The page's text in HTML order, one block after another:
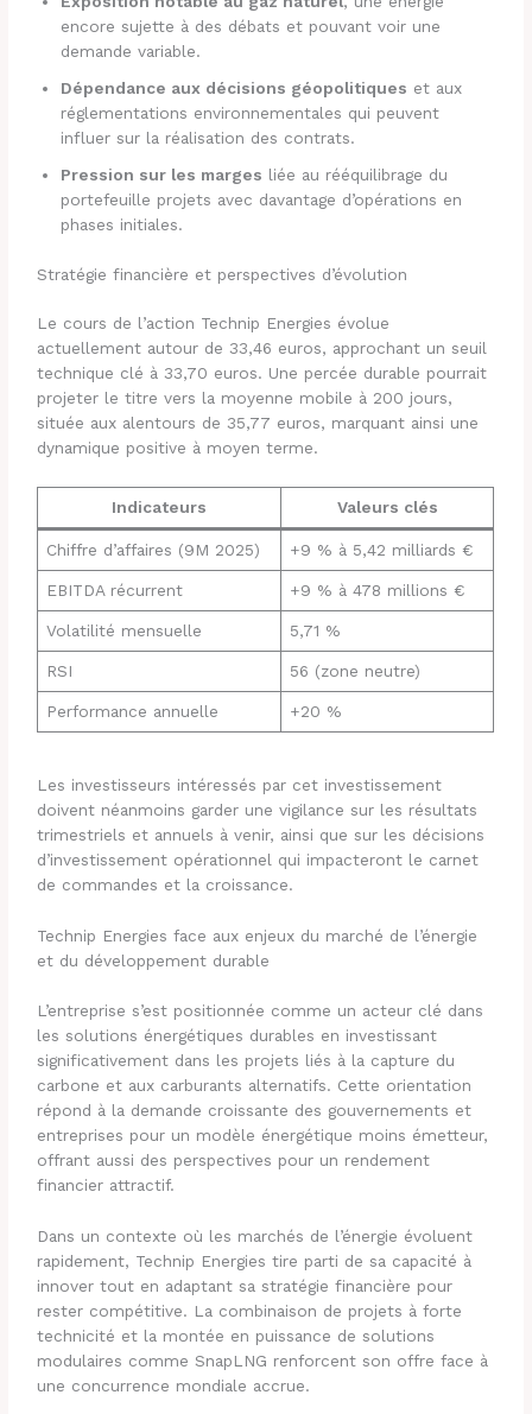
encore sujette à des débats et pouvant voir une
demande variable.
Dépendance aux décisions géopolitiques et aux
réglementations environnementales qui peuvent
influer sur la réalisation des contrats.
Pression sur les marges liée au rééquilibrage du
portefeuille projets avec davantage d’opérations en
phases initiales.
Stratégie financière et perspectives d’évolution
Le cours de l’action Technip Energies évolue
actuellement autour de 33,46 euros, approchant un seuil
technique clé à 33,70 euros. Une percée durable pourrait
projeter le titre vers la moyenne mobile à 200 jours,
située aux alentours de 35,77 euros, marquant ainsi une
dynamique positive à moyen terme.
Indicateurs Valeurs clés
Chiffre d’affaires (9M 2025) +9 % à 5,42 milliards €
EBITDA récurrent +9 % à 478 millions €
Volatilité mensuelle 5,71 %
RSI 56 (zone neutre)
Performance annuelle +20 %
Les investisseurs intéressés par cet investissement
doivent néanmoins garder une vigilance sur les résultats
trimestriels et annuels à venir, ainsi que sur les décisions
d’investissement opérationnel qui impacteront le carnet
de commandes et la croissance.
Technip Energies face aux enjeux du marché de l’énergie
et du développement durable
L’entreprise s’est positionnée comme un acteur clé dans
les solutions énergétiques durables en investissant
significativement dans les projets liés à la capture du
carbone et aux carburants alternatifs. Cette orientation
répond à la demande croissante des gouvernements et
entreprises pour un modèle énergétique moins émetteur,
offrant aussi des perspectives pour un rendement
financier attractif.
Dans un contexte où les marchés de l’énergie évoluent
rapidement, Technip Energies tire parti de sa capacité à
innover tout en adaptant sa stratégie financière pour
rester compétitive. La combinaison de projets à forte
technicité et la montée en puissance de solutions
modulaires comme SnapLNG renforcent son offre face à
une concurrence mondiale accrue.